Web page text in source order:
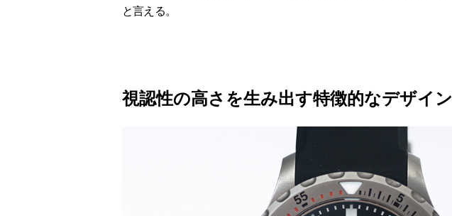
と言える。
視認性の高さを生み出す特徴的なデザイン